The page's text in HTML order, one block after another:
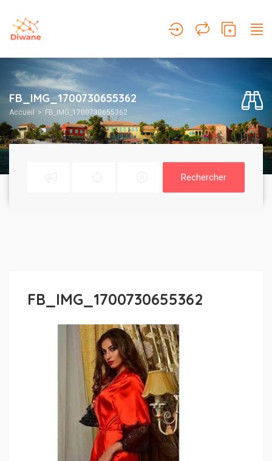
FB_IMG_1700730655362
Accueil FB_IMG_1700730655362
Rechercher
FB_IMG_1700730655362